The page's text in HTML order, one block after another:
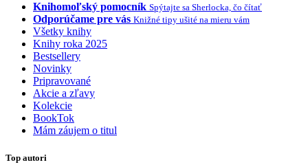
Knihomoľský pomocník Spýtajte sa Sherlocka, čo čítať
Odporúčame pre vás Knižné tipy ušité na mieru vám
Všetky knihy
Knihy roka 2025
Bestsellery
Novinky
Pripravované
Akcie a zľavy
Kolekcie
BookTok
Mám záujem o titul
Top autori